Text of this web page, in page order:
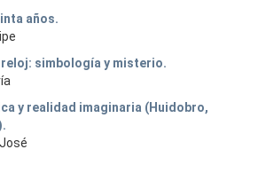
años.
reloj: simbología y misterio.
y realidad imaginaria (Huidobro,